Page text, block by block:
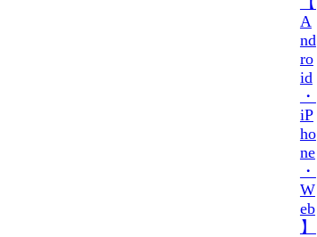
A
nd
ro
id
・
iP
ho
ne
・
W
eb
】